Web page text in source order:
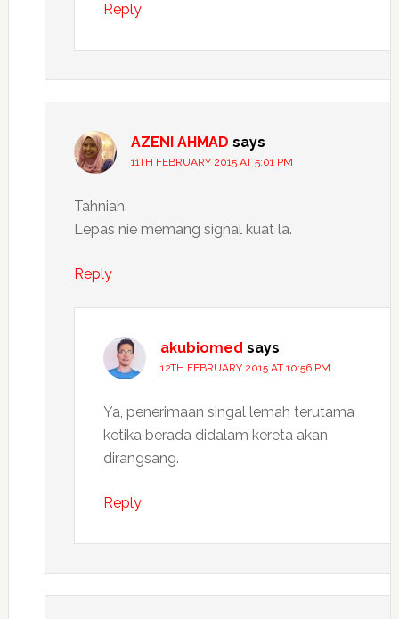
Reply
AZENI AHMAD says
11TH FEBRUARY 2015 AT 5:01 PM
Tahniah.
Lepas nie memang signal kuat la.
Reply
akubiomed says
12TH FEBRUARY 2015 AT 10:56 PM
Ya, penerimaan singal lemah terutama
ketika berada didalam kereta akan
dirangsang.
Reply